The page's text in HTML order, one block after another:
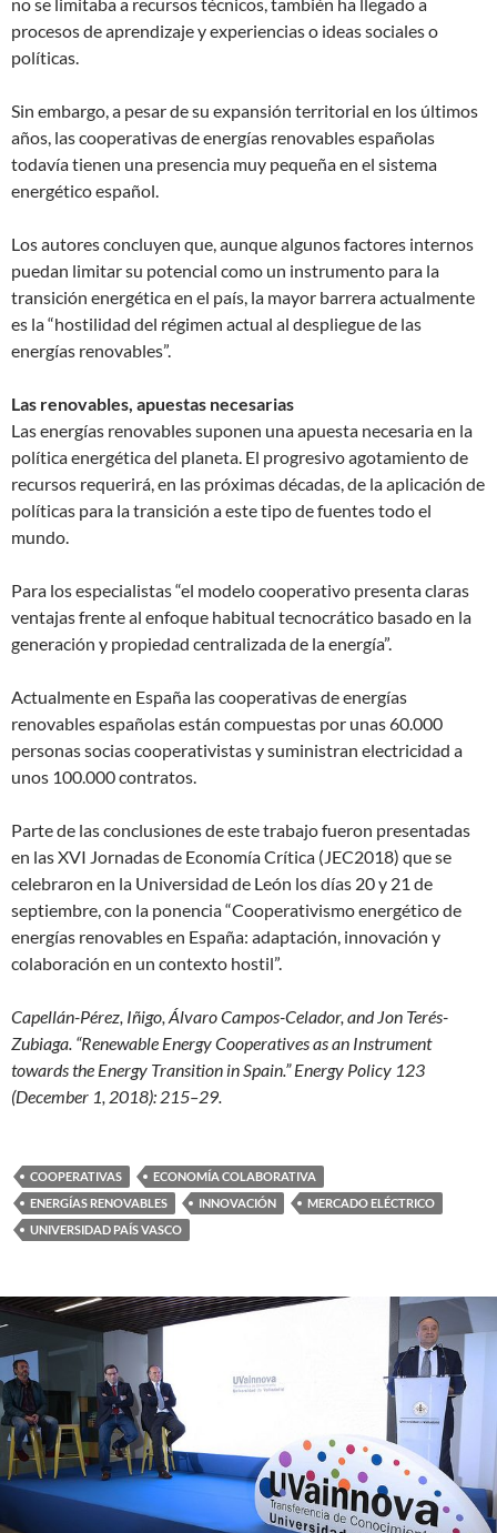
procesos de aprendizaje y experiencias o ideas sociales o
políticas.
Sin embargo, a pesar de su expansión territorial en los últimos
años, las cooperativas de energías renovables españolas
todavía tienen una presencia muy pequeña en el sistema
energético español.
Los autores concluyen que, aunque algunos factores internos
puedan limitar su potencial como un instrumento para la
transición energética en el país, la mayor barrera actualmente
es la “hostilidad del régimen actual al despliegue de las
energías renovables”.
Las renovables, apuestas necesarias
Las energías renovables suponen una apuesta necesaria en la
política energética del planeta. El progresivo agotamiento de
recursos requerirá, en las próximas décadas, de la aplicación de
políticas para la transición a este tipo de fuentes todo el
mundo.
Para los especialistas “el modelo cooperativo presenta claras
ventajas frente al enfoque habitual tecnocrático basado en la
generación y propiedad centralizada de la energía”.
Actualmente en España las cooperativas de energías
renovables españolas están compuestas por unas 60.000
personas socias cooperativistas y suministran electricidad a
unos 100.000 contratos.
Parte de las conclusiones de este trabajo fueron presentadas
en las XVI Jornadas de Economía Crítica (JEC2018) que se
celebraron en la Universidad de León los días 20 y 21 de
septiembre, con la ponencia “Cooperativismo energético de
energías renovables en España: adaptación, innovación y
colaboración en un contexto hostil”.
Capellán-Pérez, Iñigo, Álvaro Campos-Celador, and Jon Terés-
Zubiaga. “Renewable Energy Cooperatives as an Instrument
towards the Energy Transition in Spain.” Energy Policy 123
(December 1, 2018): 215–29.
COOPERATIVAS
ECONOMÍA COLABORATIVA
ENERGÍAS RENOVABLES
INNOVACIÓN
MERCADO ELÉCTRICO
UNIVERSIDAD PAÍS VASCO